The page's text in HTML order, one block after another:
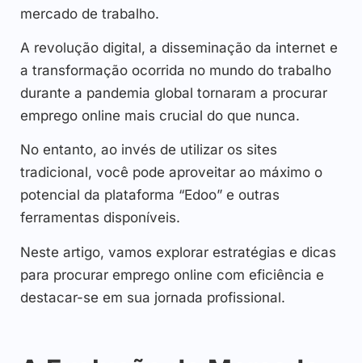
mercado de trabalho.
A revolução digital, a disseminação da internet e
a transformação ocorrida no mundo do trabalho
durante a pandemia global tornaram a procurar
emprego online mais crucial do que nunca.
No entanto, ao invés de utilizar os sites
tradicional, você pode aproveitar ao máximo o
potencial da plataforma “Edoo” e outras
ferramentas disponíveis.
Neste artigo, vamos explorar estratégias e dicas
para procurar emprego online com eficiência e
destacar-se em sua jornada profissional.